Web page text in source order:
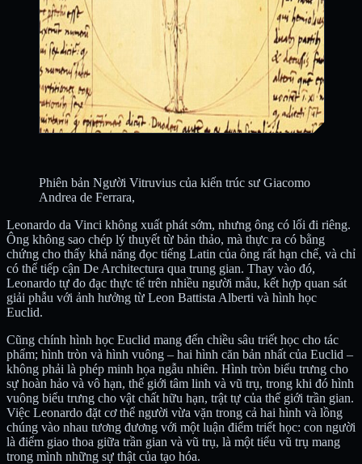
Phiên bản Người Vitruvius của kiến trúc sư Giacomo
Andrea de Ferrara,
Leonardo da Vinci không xuất phát sớm, nhưng ông có lối đi riêng.
Ông không sao chép lý thuyết từ bản thảo, mà thực ra có bằng
chứng cho thấy khả năng đọc tiếng Latin của ông rất hạn chế, và chỉ
có thể tiếp cận De Architectura qua trung gian. Thay vào đó,
Leonardo tự đo đạc thực tế trên nhiều người mẫu, kết hợp quan sát
giải phẫu với ảnh hưởng từ Leon Battista Alberti và hình học
Euclid.
Cũng chính hình học Euclid mang đến chiều sâu triết học cho tác
phẩm; hình tròn và hình vuông – hai hình căn bản nhất của Euclid –
không phải là phép minh họa ngẫu nhiên. Hình tròn biểu trưng cho
sự hoàn hảo và vô hạn, thế giới tâm linh và vũ trụ, trong khi đó hình
vuông biểu trưng cho vật chất hữu hạn, trật tự của thế giới trần gian.
Việc Leonardo đặt cơ thể người vừa vặn trong cả hai hình và lồng
chúng vào nhau tương đương với một luận điểm triết học: con người
là điểm giao thoa giữa trần gian và vũ trụ, là một tiểu vũ trụ mang
trong mình những sự thật của tạo hóa.